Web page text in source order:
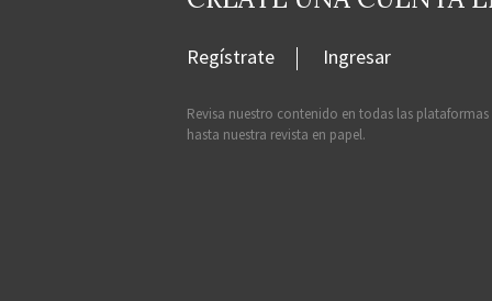
Regístrate Ingresar
Revisa nuestro contenido en todas las
hasta nuestra revista en papel.